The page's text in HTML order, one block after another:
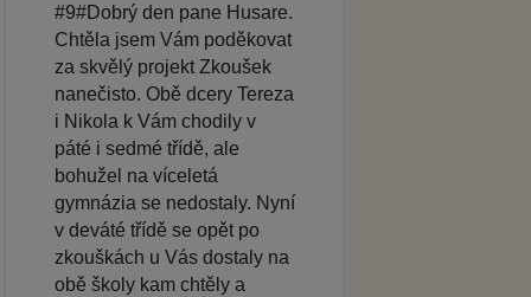
#9#Dobrý den pane Husare.
Chtěla jsem Vám poděkovat
za skvělý projekt Zkoušek
nanečisto. Obě dcery Tereza
i Nikola k Vám chodily v
páté i sedmé třídě, ale
bohužel na víceletá
gymnázia se nedostaly. Nyní
v deváté třídě se opět po
zkouškách u Vás dostaly na
obě školy kam chtěly a